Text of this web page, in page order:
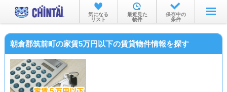
お部屋を探す
沿線・駅から
気になる
リスト
最近見た
物件
保存中の
条件
朝倉郡筑前町の家賃5万円以下の賃貸物件情報を探す